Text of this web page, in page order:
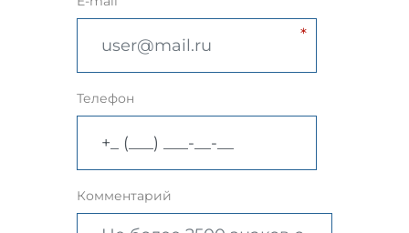
Телефон
Комментарий